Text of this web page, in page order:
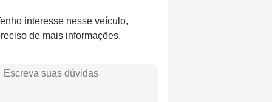
interesse nesse veículo,
de mais informações.